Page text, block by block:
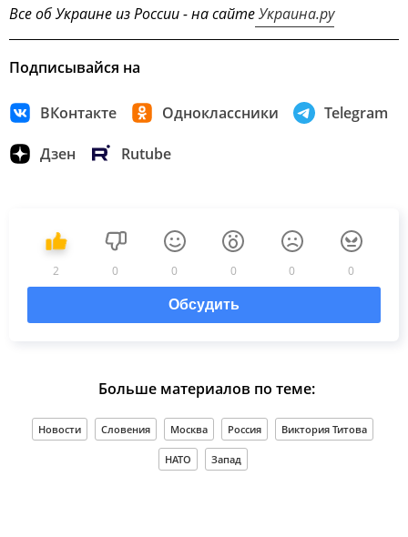
Все об Украине из России - на сайтеУкраина.ру
Подписывайся на
ВКонтакте Одноклассники Telegram
Дзен Rutube
2 0 0 0 0 0
Обсудить
Больше материалов по теме:
Новости Словения Москва Россия Виктория Титова
НАТО Запад